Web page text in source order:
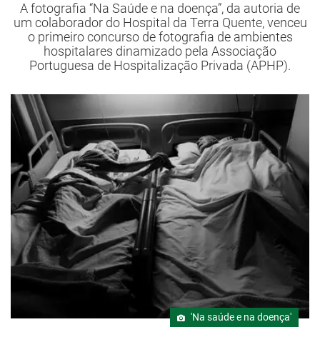
A fotografia “Na Saúde e na doença”, da autoria de
um colaborador do Hospital da Terra Quente, venceu
o primeiro concurso de fotografia de ambientes
hospitalares dinamizado pela Associação
Portuguesa de Hospitalização Privada (APHP).
'Na saúde e na doença'